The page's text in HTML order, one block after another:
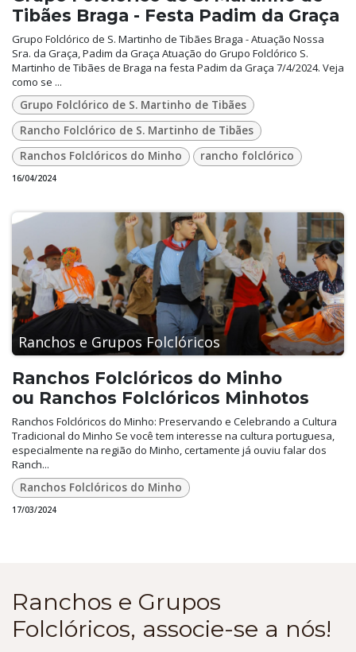
Tibães Braga - Festa Padim da Graça
Grupo Folclórico de S. Martinho de Tibães Braga - Atuação Nossa
Sra. da Graça, Padim da Graça Atuação do Grupo Folclórico S.
Martinho de Tibães de Braga na festa Padim da Graça 7/4/2024. Veja
como se ...
Grupo Folclórico de S. Martinho de Tibães
Rancho Folclórico de S. Martinho de Tibães
Ranchos Folclóricos do Minho
rancho folclórico
16/04/2024
Ranchos e Grupos Folclóricos
Ranchos Folclóricos do Minho
ou Ranchos Folclóricos Minhotos
Ranchos Folclóricos do Minho: Preservando e Celebrando a Cultura
Tradicional do Minho Se você tem interesse na cultura portuguesa,
especialmente na região do Minho, certamente já ouviu falar dos
Ranch...
Ranchos Folclóricos do Minho
17/03/2024
Ranchos e Grupos
Folclóricos, associe-se a nós!